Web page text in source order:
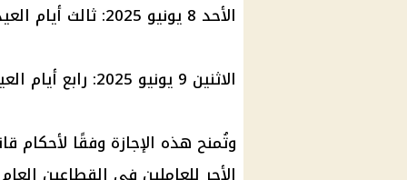
الأحد 8 يونيو 2025: ثالث أيام العيد
الاثنين 9 يونيو 2025: رابع أيام العيد
وتُمنح هذه الإجازة وفقًا لأحكام